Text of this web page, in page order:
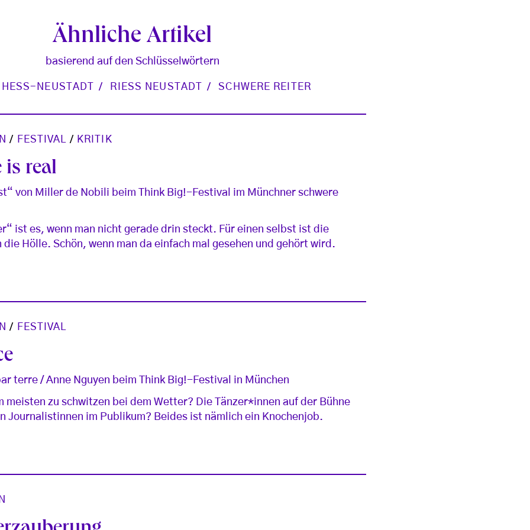
Ähnliche Artikel
basierend auf den Schlüsselwörtern
HESS-NEUSTADT RIESS NEUSTADT SCHWERE REITER
/ FESTIVAL / KRITIK
is real
von Miller de Nobili beim Think Big!-Festival im Münchner schwere
ist es, wenn man nicht gerade drin steckt. Für einen selbst ist die
Hölle. Schön, wenn man da einfach mal gesehen und gehört wird.
/ FESTIVAL
terre / Anne Nguyen beim Think Big!-Festival in München
meisten zu schwitzen bei dem Wetter? Die Tänzer*innen auf der Bühne
Journalistinnen im Publikum? Beides ist nämlich ein Knochenjob.